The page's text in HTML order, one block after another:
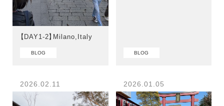
【DAY1-2】Milano,Italy
BLOG BLOG
2026.02.11 2026.01.05